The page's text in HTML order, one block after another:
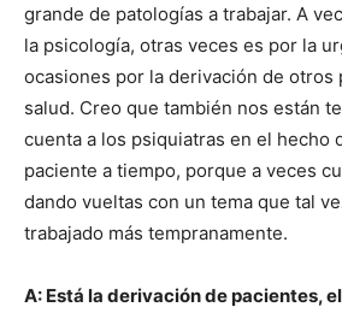
grande de patologías a trabajar. A
la psicología, otras veces es por la
ocasiones por la derivación de otros
salud. Creo que también nos están
cuenta a los psiquiatras en el hecho
paciente a tiempo, porque a veces
dando vueltas con un tema que tal
trabajado más tempranamente.
A: Está la derivación de pacientes,